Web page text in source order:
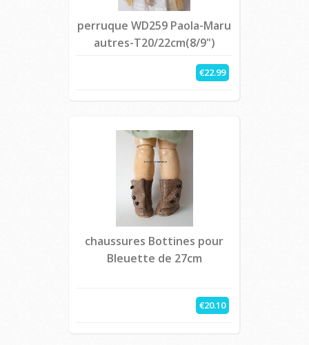
perruque WD259 Paola-Maru
autres-T20/22cm(8/9")
€22.99
chaussures Bottines pour
Bleuette de 27cm
€20.10